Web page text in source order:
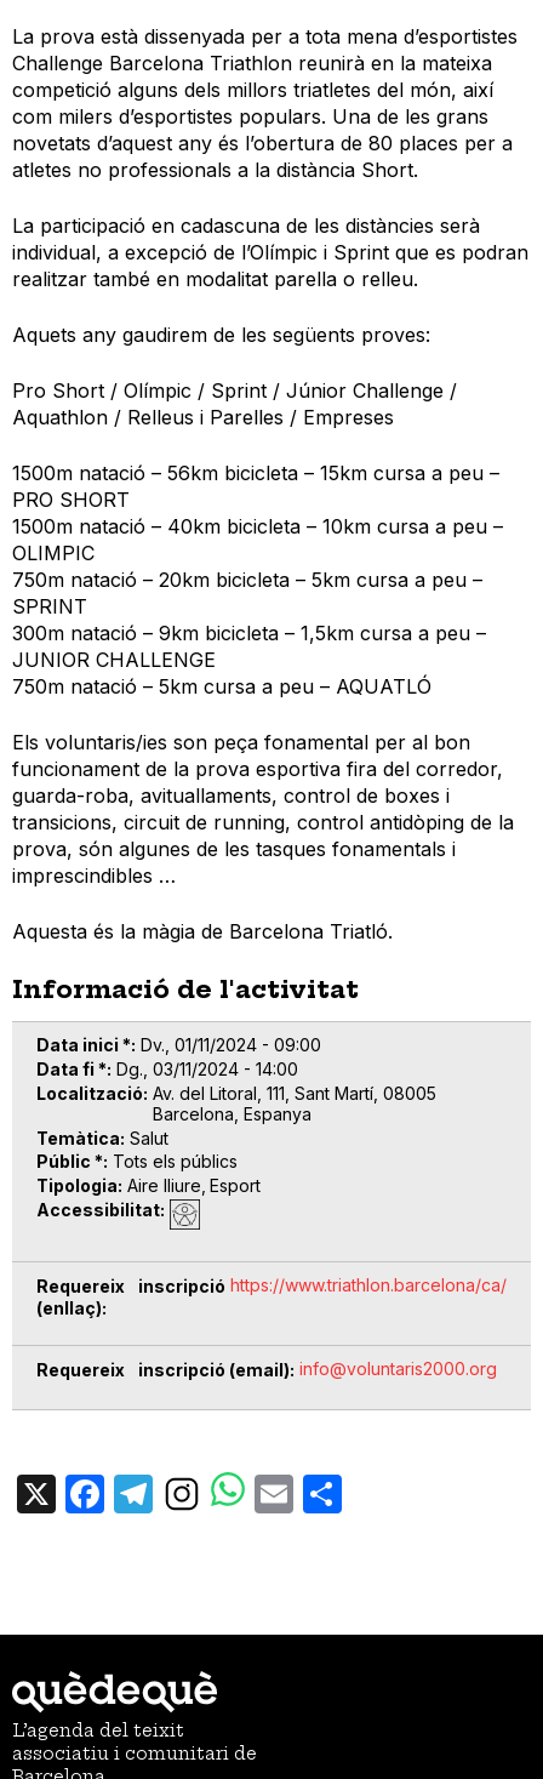
La prova està dissenyada per a tota mena d’esportistes
Challenge Barcelona Triathlon reunirà en la mateixa
competició alguns dels millors triatletes del món, així
com milers d’esportistes populars. Una de les grans
novetats d’aquest any és l’obertura de 80 places per a
atletes no professionals a la distància Short.
La participació en cadascuna de les distàncies serà
individual, a excepció de l’Olímpic i Sprint que es podran
realitzar també en modalitat parella o relleu.
Aquets any gaudirem de les següents proves:
Pro Short / Olímpic / Sprint / Júnior Challenge /
Aquathlon / Relleus i Parelles / Empreses
1500m natació – 56km bicicleta – 15km cursa a peu –
PRO SHORT
1500m natació – 40km bicicleta – 10km cursa a peu –
OLIMPIC
750m natació – 20km bicicleta – 5km cursa a peu –
SPRINT
300m natació – 9km bicicleta – 1,5km cursa a peu –
JUNIOR CHALLENGE
750m natació – 5km cursa a peu – AQUATLÓ
Els voluntaris/ies son peça fonamental per al bon
funcionament de la prova esportiva fira del corredor,
guarda-roba, avituallaments, control de boxes i
transicions, circuit de running, control antidòping de la
prova, són algunes de les tasques fonamentals i
imprescindibles …
Aquesta és la màgia de Barcelona Triatló.
Informació de l'activitat
Data inici * Dv., 01/11/2024 - 09:00
Data fi * Dg., 03/11/2024 - 14:00
Localització Av. del Litoral, 111, Sant Martí, 08005
Barcelona, Espanya
Temàtica Salut
Públic * Tots els públics
Tipologia Aire lliure Esport
Accessibilitat
Requereix inscripció
(enllaç)
https://www.triathlon.barcelona/ca/
Requereix inscripció (email) info@voluntaris2000.org
X Facebook
TelegramEmail
L’agenda del teixit
associatiu i comunitari de